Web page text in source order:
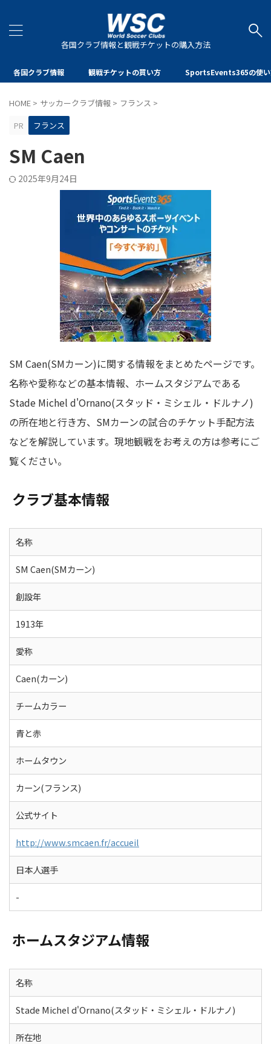
各国クラブ情報と観戦チケットの購入方法
各国クラブ情報 観戦チケットの買い方 SportsEvents365の使
HOME > サッカークラブ情報 > フランス >
PR
フランス
SM Caen
2025年9月24日
SM Caen(SMカーン)に関する情報をまとめたページです。
名称や愛称などの基本情報、ホームスタジアムである
Stade Michel d'Ornano(スタッド・ミシェル・ドルナノ)
の所在地と行き方、SMカーンの試合のチケット手配方法
などを解説しています。現地観戦をお考えの方は参考にご
覧ください。
クラブ基本情報
名称
SM Caen(SMカーン)
創設年
1913年
愛称
Caen(カーン)
チームカラー
青と赤
ホームタウン
カーン(フランス)
公式サイト
http://www.smcaen.fr/accueil
日本人選手
-
ホームスタジアム情報
名称
Stade Michel d'Ornano(スタッド・ミシェル・ドルナノ)
所在地